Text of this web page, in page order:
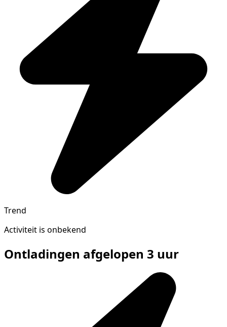
Trend
Activiteit is onbekend
Ontladingen afgelopen 3 uur